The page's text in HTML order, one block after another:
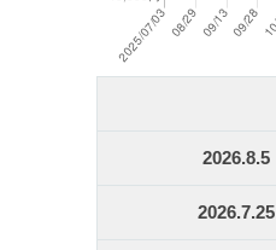
2026.8.5
2026.7.25